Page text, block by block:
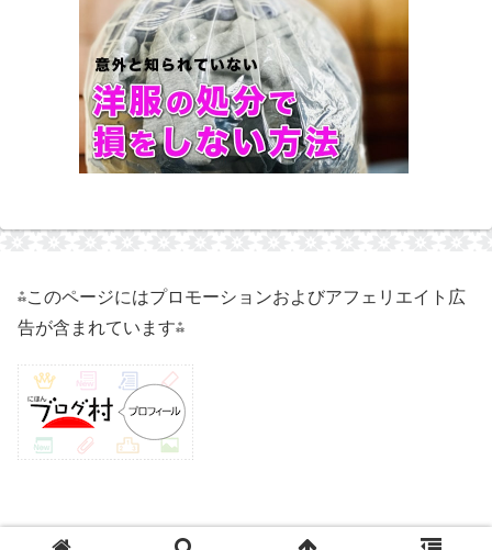
⁂このページにはプロモーションおよびアフェリエイト広
告が含まれています⁂